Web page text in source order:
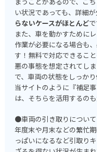
い状況であっても、詳細
らないケースがほとんどで
また、車を動かすために
作業が必要になる場合も
す！無料で対応できるこ
悪の事態を想定されてし
で、車両の状態をしっか
当サイトのように『補足
は、そちらを活用するの
●車両の引き取りについて
年度末や月末などの繁忙
っぱいになるなど引取り